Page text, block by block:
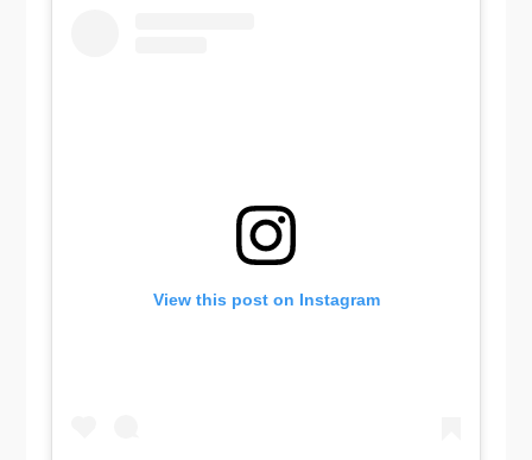
View this post on Instagram